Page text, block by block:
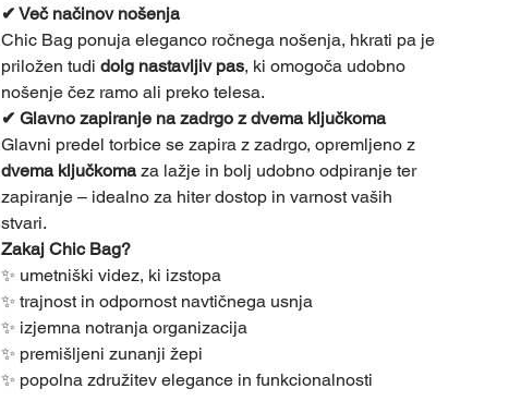
✔ Več načinov nošenja
Chic Bag ponuja eleganco ročnega nošenja, hkrati pa je
priložen tudi dolg nastavljiv pas, ki omogoča udobno
nošenje čez ramo ali preko telesa.
✔ Glavno zapiranje na zadrgo z dvema ključkoma
Glavni predel torbice se zapira z zadrgo, opremljeno z
dvema ključkomaza lažje in bolj udobno odpiranje ter
zapiranje – idealno za hiter dostop in varnost vaših
stvari.
Zakaj Chic Bag?
✨ umetniški videz, ki izstopa
✨ trajnost in odpornost navtičnega usnja
✨ izjemna notranja organizacija
✨ premišljeni zunanji žepi
✨ popolna združitev elegance in funkcionalnosti